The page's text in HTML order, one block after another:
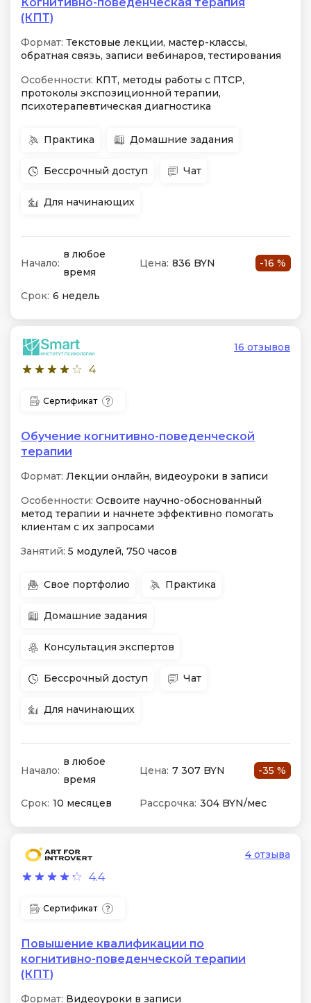
(КПТ)
Формат: Текстовые лекции, мастер-классы,
обратная связь, записи вебинаров, тестирования
Особенности: КПТ, методы работы с ПТСР,
протоколы экспозиционной терапии,
психотерапевтическая диагностика
Практика Домашние задания
Бессрочный доступ Чат
Для начинающих
Начало:
в любое
время
Цена: 836 BYN -16 %
Срок: 6 недель
4
16 отзывов
Сертификат
Обучение когнитивно-поведенческой
терапии
Формат: Лекции онлайн, видеоуроки в записи
Особенности: Освоите научно-обоснованный
метод терапии и начнете эффективно помогать
клиентам с их запросами
Занятий: 5 модулей, 750 часов
Свое портфолио Практика
Домашние задания
Консультация экспертов
Бессрочный доступ Чат
Для начинающих
Начало:
в любое
время
Цена: 7 307 BYN -35 %
Срок: 10 месяцев Рассрочка: 304 BYN/мес
4.4
4 отзыва
Сертификат
Повышение квалификации по
когнитивно-поведенческой терапии
(КПТ)
Формат: Видеоуроки в записи